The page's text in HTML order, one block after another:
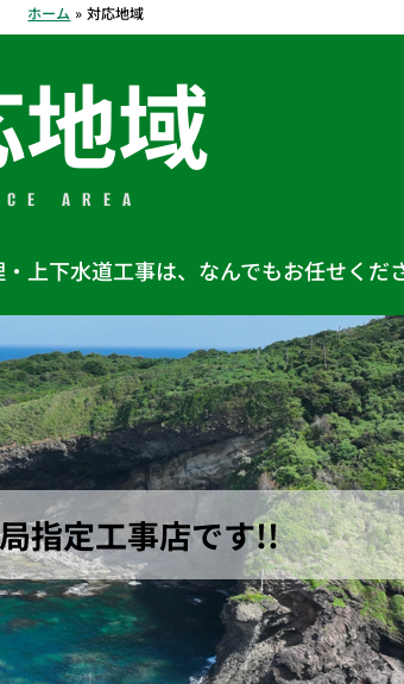
ホーム 対応地域
域
AREA
上下水道工事は、なんでもお任せくだ
指定工事店です!!